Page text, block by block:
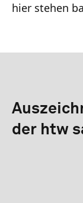
hier stehen
der htw